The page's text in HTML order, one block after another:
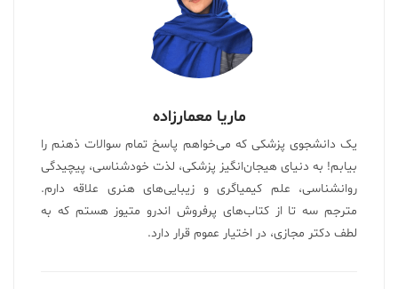
ماریا معمارزاده
یک دانشجوی پزشکی که می‌خواهم پاسخ تمام سوالات ذهنم را
بیابم! به دنیای هیجان‌انگیز پزشکی، لذت خودشناسی، پیچیدگی
روانشناسی، علم کیمیاگری و زیبایی‌های هنری علاقه دارم.
مترجم سه تا از کتاب‌های پرفروش اندرو متیوز هستم که به
لطف دکتر مجازی، در اختیار عموم قرار دارد.